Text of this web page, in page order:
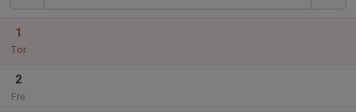
1
Tor
2
Fre